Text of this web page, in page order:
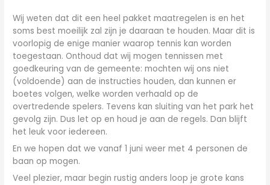
Wij weten dat dit een heel pakket maatregelen is en het
soms best moeilijk zal zijn je daaraan te houden. Maar dit is
voorlopig de enige manier waarop tennis kan worden
toegestaan. Onthoud dat wij mogen tennissen met
goedkeuring van de gemeente: mochten wij ons niet
(voldoende) aan de instructies houden, dan kunnen er
boetes volgen, welke worden verhaald op de
overtredende spelers. Tevens kan sluiting van het park het
gevolg zijn. Dus let op en houd je aan de regels. Dan blijft
het leuk voor iedereen.
En we hopen dat we vanaf 1 juni weer met 4 personen de
baan op mogen.
Veel plezier, maar begin rustig anders loop je grote kans